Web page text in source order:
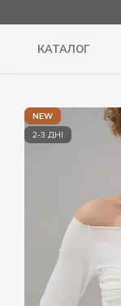
КАТАЛОГ
NEW
2-3 ДНІ